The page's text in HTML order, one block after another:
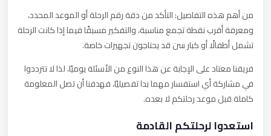
من أهم هذه التفاصيل: التأكد من دقة رقم الرحلة أو الموعد المحدد،
ومعرفة أقرب نقطة تجمع مناسبة، والتفكير مسبقًا فيما إذا كانت الرحلة
تشمل أطفالًا أو كبار سن قد يحتاجون تجهيزات خاصة.
فريقنا معتاد على الإجابة عن هذا النوع من الأسئلة يوميًا، لذا لا تترددوا
في مشاركة أي استفسار مهما بدا تفصيليًا، فهدفنا أن تصل المعلومة
كاملة قبل موعد رحلتكم لا بعده.
استعدوا لرحلتكم القادمة